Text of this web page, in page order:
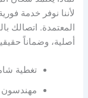
لأننا نوفر خدمة
المعتمدة. اتصالك
أصلية، وضماناً
تغطية
مهندسون